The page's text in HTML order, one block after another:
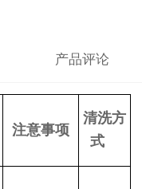
产品评论
注意事项
清洗方
式